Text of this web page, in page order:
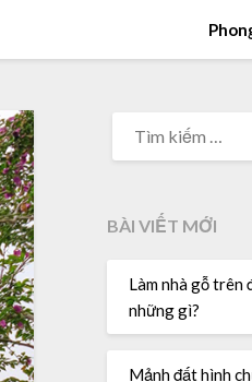
KIẾM
BÀI VIẾT MỚI
Làm nhà gỗ trên
những gì?
Mảnh đất hình